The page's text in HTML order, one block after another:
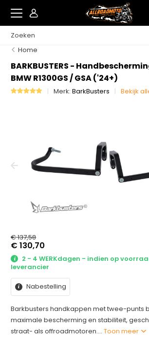
Home
BARKBUSTERS -
BMW R1300GS / GSA ('24+)
Merk:BarkBusters Bekijk
€ 137,58
€ 130,70
2 - 4 WERKdagen - indien op
leverancier
Nabestelling
Barkbusters handkappen met twee-punts
maximale bescherming en stabiliteit,
straat- als offroadmotoren....Toon meer